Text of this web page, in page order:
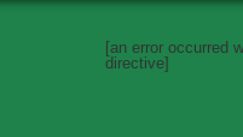
[an error occurred
directive]